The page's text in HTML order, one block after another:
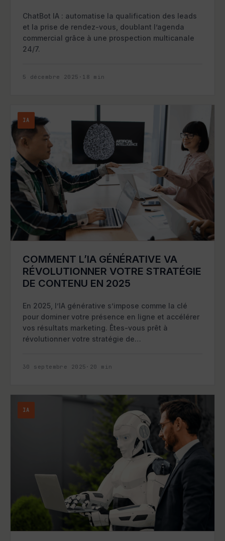
ChatBot IA : automatise la qualification des leads
et la prise de rendez-vous, doublant l’agenda
commercial grâce à une prospection multicanale
24/7.
5 décembre 2025 · 18 min
IA
COMMENT L’IA GÉNÉRATIVE VA
RÉVOLUTIONNER VOTRE STRATÉGIE
DE CONTENU EN 2025
En 2025, l’IA générative s’impose comme la clé
pour dominer votre présence en ligne et accélérer
vos résultats marketing. Êtes-vous prêt à
révolutionner votre stratégie de…
30 septembre 2025 · 20 min
IA